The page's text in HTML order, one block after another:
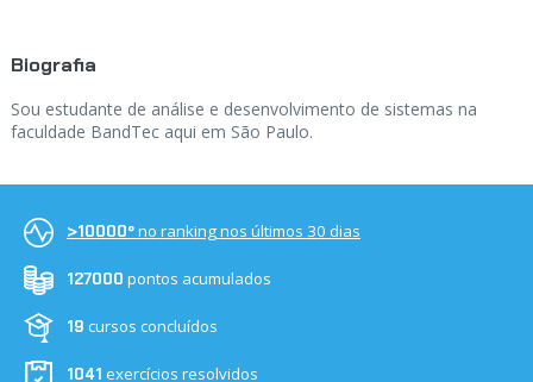
Biografia
Sou estudante de análise e desenvolvimento de sistemas na
faculdade BandTec aqui em São Paulo.
>10000ºno ranking nos últimos 30 dias
127000 pontos acumulados
19 cursos concluídos
1041 exercícios resolvidos